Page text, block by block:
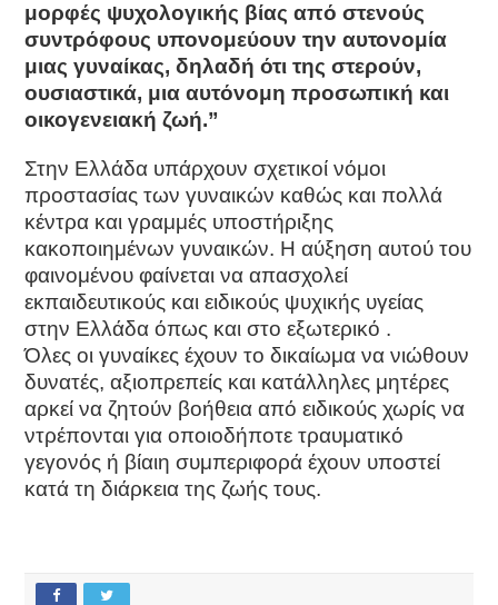
μορφές ψυχολογικής βίας από στενούς
συντρόφους υπονομεύουν την αυτονομία
μιας γυναίκας, δηλαδή ότι της στερούν,
ουσιαστικά, μια αυτόνομη προσωπική και
οικογενειακή ζωή.”
Στην Ελλάδα υπάρχουν σχετικοί νόμοι
προστασίας των γυναικών καθώς και πολλά
κέντρα και γραμμές υποστήριξης
κακοποιημένων γυναικών. Η αύξηση αυτού του
φαινομένου φαίνεται να απασχολεί
εκπαιδευτικούς και ειδικούς ψυχικής υγείας
στην Ελλάδα όπως και στο εξωτερικό .
Όλες οι γυναίκες έχουν το δικαίωμα να νιώθουν
δυνατές, αξιοπρεπείς και κατάλληλες μητέρες
αρκεί να ζητούν βοήθεια από ειδικούς χωρίς να
ντρέπονται για οποιοδήποτε τραυματικό
γεγονός ή βίαιη συμπεριφορά έχουν υποστεί
κατά τη διάρκεια της ζωής τους.